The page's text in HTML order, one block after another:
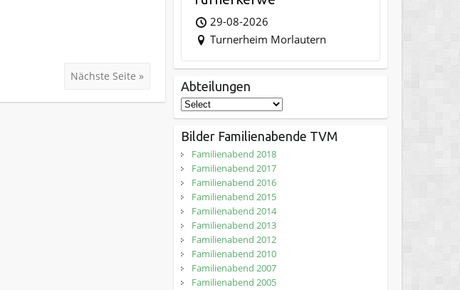
Nächste Seite »
29-08-2026
Turnerheim Morlautern
Abteilungen
Bilder Familienabende TVM
Familienabend 2018
Familienabend 2017
Familienabend 2016
Familienabend 2015
Familienabend 2014
Familienabend 2013
Familienabend 2012
Familienabend 2010
Familienabend 2007
Familienabend 2005